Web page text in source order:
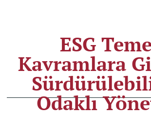
ESG
Kavramlara
Odaklı